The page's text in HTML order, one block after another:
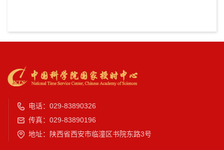
电话：029-83890326
传真：029-83890196
地址：陕西省西安市临潼区书院东路3号